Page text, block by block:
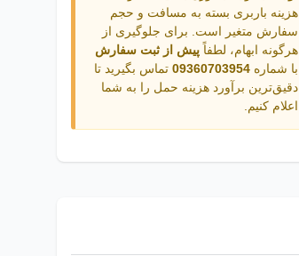
هزینه باربری بسته به مسافت و حجم
سفارش متغیر است. برای جلوگیری از
هرگونه ابهام، لطفاً پیش از ثبت سفارش
با شماره 09360703954 تماس بگیرید تا
دقیق‌ترین برآورد هزینه حمل را به شما
اعلام کنیم.